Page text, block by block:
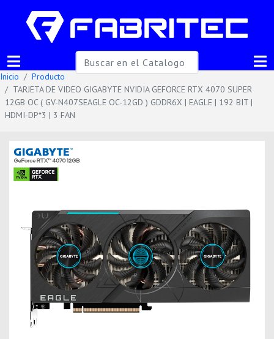
Inicio
Producto
TARJETA DE VIDEO GIGABYTE NVIDIA GEFORCE RTX 4070 SUPER
12GB OC ( GV-N407SEAGLE OC-12GD ) GDDR6X | EAGLE | 192 BIT |
HDMI-DP*3 | 3 FAN